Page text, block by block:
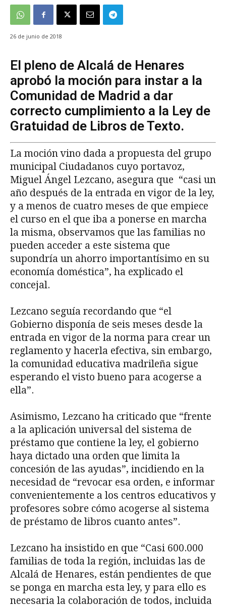
26 de junio de 2018
El pleno de Alcalá de Henares
aprobó la moción para instar a la
Comunidad de Madrid a dar
correcto cumplimiento a la Ley de
Gratuidad de Libros de Texto.
La moción vino dada a propuesta del grupo
municipal Ciudadanos cuyo portavoz,
Miguel Ángel Lezcano, asegura que “casi un
año después de la entrada en vigor de la ley,
y a menos de cuatro meses de que empiece
el curso en el que iba a ponerse en marcha
la misma, observamos que las familias no
pueden acceder a este sistema que
supondría un ahorro importantísimo en su
economía doméstica”, ha explicado el
concejal.
Lezcano seguía recordando que “el
Gobierno disponía de seis meses desde la
entrada en vigor de la norma para crear un
reglamento y hacerla efectiva, sin embargo,
la comunidad educativa madrileña sigue
esperando el visto bueno para acogerse a
ella”.
Asimismo, Lezcano ha criticado que “frente
a la aplicación universal del sistema de
préstamo que contiene la ley, el gobierno
haya dictado una orden que limita la
concesión de las ayudas”, incidiendo en la
necesidad de “revocar esa orden, e informar
convenientemente a los centros educativos y
profesores sobre cómo acogerse al sistema
de préstamo de libros cuanto antes”.
Lezcano ha insistido en que “Casi 600.000
familias de toda la región, incluidas las de
Alcalá de Henares, están pendientes de que
se ponga en marcha esta ley, y para ello es
necesaria la colaboración de todos, incluida